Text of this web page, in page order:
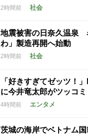
2時間前 社会
地震被害の日奈久温泉
わ」製造再開へ始動
2時間前 社会
「好きすぎてゼッツ！
に今井竜太郎がツッコ
4時間前 エンタメ
茨城の海岸でベトナム